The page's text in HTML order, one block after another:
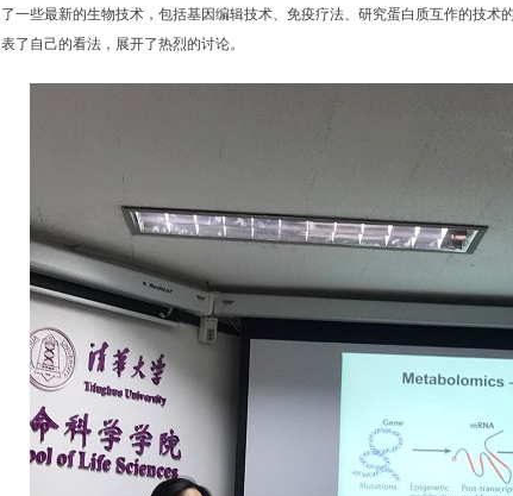
了一些最新的生物技术，包括基因编辑技术、免疫疗法、研究蛋白质互作的技术
表了自己的看法，展开了热烈的讨论。